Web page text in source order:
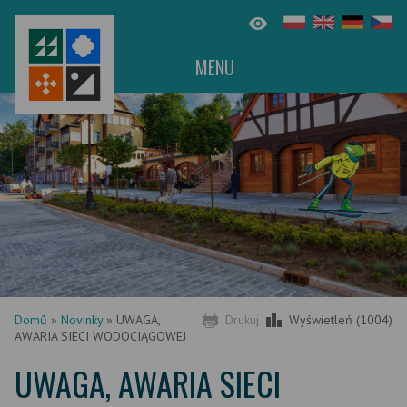
MENU
Drukuj Wyświetleń (1004)
Domů » Novinky» UWAGA,
AWARIA SIECI WODOCIĄGOWEJ
UWAGA, AWARIA SIECI